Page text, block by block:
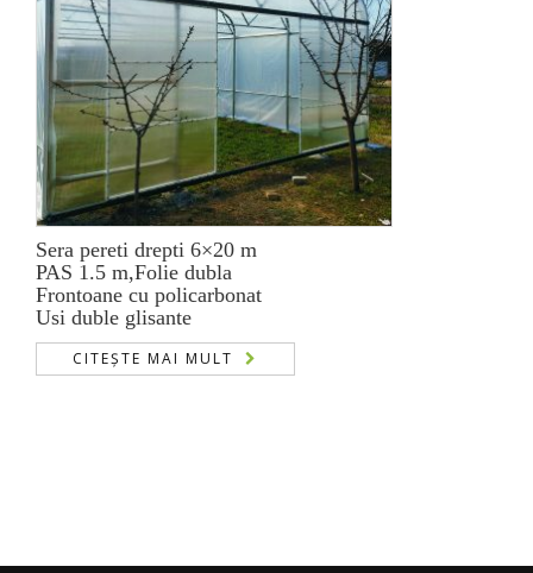
Sera pereti drepti 6×20 m
PAS 1.5 m,Folie dubla
Frontoane cu policarbonat
Usi duble glisante
CITEȘTE MAI MULT